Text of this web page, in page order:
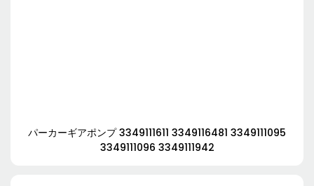
パーカーギアポンプ 3349111611 3349116481 3349111095
3349111096 3349111942